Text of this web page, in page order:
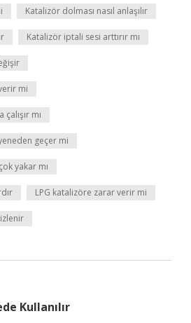
Katalizör dolması nasıl anlaşılır
Katalizör iptali sesi arttırır mı
mi
mı
geçer mi
yakar mı
LPG katalizöre zarar verir mi
Kullanılır